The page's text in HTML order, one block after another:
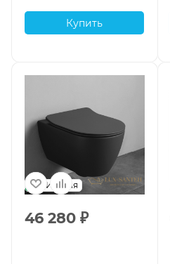
Купить
Италия
46 280 ₽